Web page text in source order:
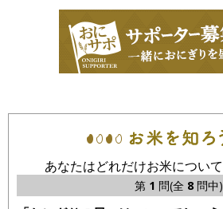
あなたはどれだけお米につい
第 1 問(全 8問中)